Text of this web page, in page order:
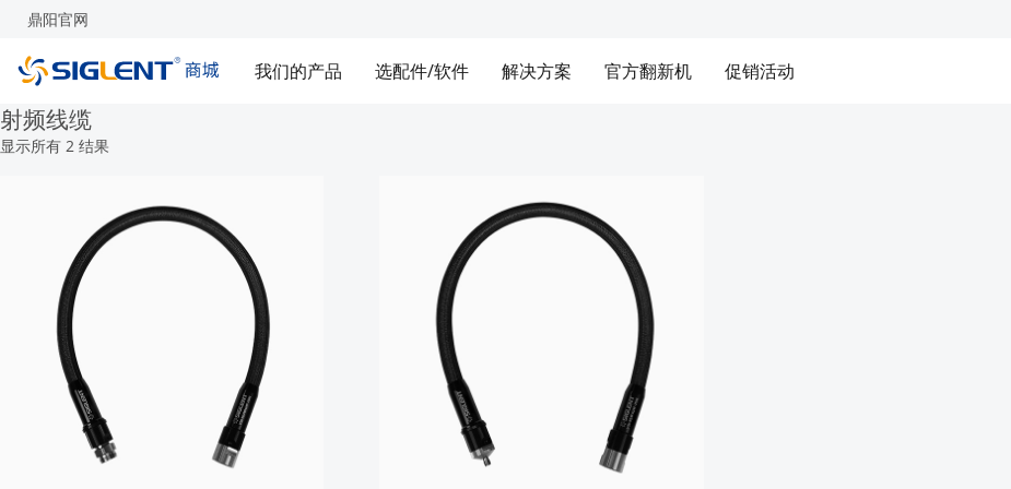
鼎阳官网
我们的产品 选配件/软件 解决方案 官方翻新机 促销活动
射频线缆
显示所有 2 结果